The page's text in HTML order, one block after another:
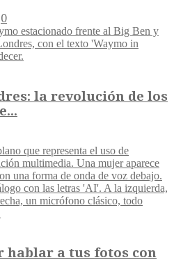
0
la revolución de los
hablar a tus fotos con